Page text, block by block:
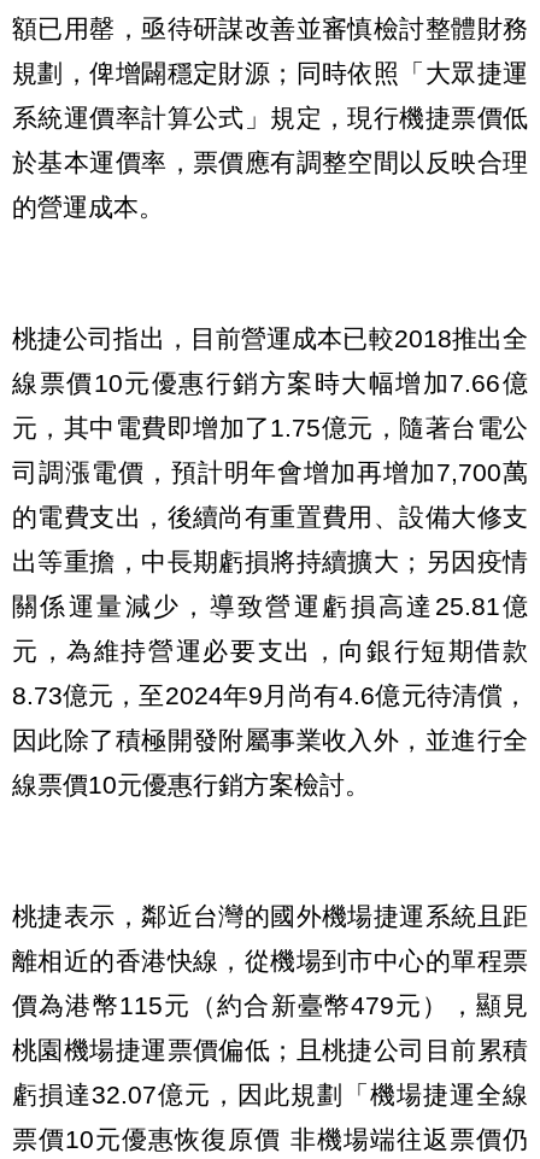
額已用罄，亟待研謀改善並審慎檢討整體財務
規劃，俾增闢穩定財源；同時依照「大眾捷運
系統運價率計算公式」規定，現行機捷票價低
於基本運價率，票價應有調整空間以反映合理
的營運成本。
桃捷公司指出，目前營運成本已較2018推出全
線票價10元優惠行銷方案時大幅增加7.66億
元，其中電費即增加了1.75億元，隨著台電公
司調漲電價，預計明年會增加再增加7,700萬
的電費支出，後續尚有重置費用、設備大修支
出等重擔，中長期虧損將持續擴大；另因疫情
關係運量減少，導致營運虧損高達25.81億
元，為維持營運必要支出，向銀行短期借款
8.73億元，至2024年9月尚有4.6億元待清償，
因此除了積極開發附屬事業收入外，並進行全
線票價10元優惠行銷方案檢討。
桃捷表示，鄰近台灣的國外機場捷運系統且距
離相近的香港快線，從機場到市中心的單程票
價為港幣115元（約合新臺幣479元），顯見
桃園機場捷運票價偏低；且桃捷公司目前累積
虧損達32.07億元，因此規劃「機場捷運全線
票價10元優惠恢復原價 非機場端往返票價仍